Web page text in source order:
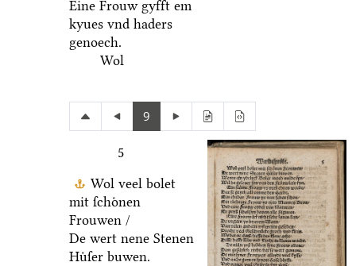
Eine Frouw gyfft em
kyues vnd haders
genoech.
Wol
9
5
Wol veel bolet
mit ſchoͤnen
Frouwen /
De wert nene Stenen
Huͤſer buwen.